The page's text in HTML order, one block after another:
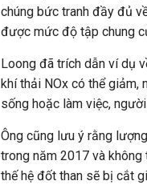
chúng bức tranh đầy đủ
được mức độ tập chung
Loong đã trích dẫn ví dụ
khí thải NOx có thể giảm,
sống hoặc làm việc,
Ông cũng lưu ý rằng
trong năm 2017 và
thế hệ đốt than sẽ bị cắt